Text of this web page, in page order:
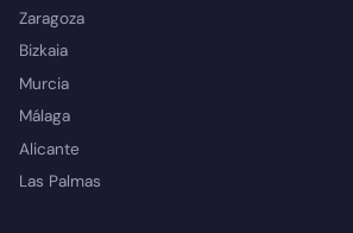
Zaragoza
Bizkaia
Murcia
Málaga
Alicante
Las Palmas